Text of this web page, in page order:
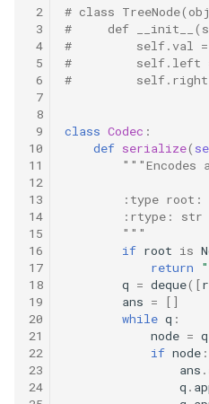
41. 数据流中的中位数
42. 连续子数组的最大和
43. 1 ～ n 整数中 1 出现的次
44. 数字序列中某一位的数字
45. 把数组排成最小的数
46. 把数字翻译成字符串
47. 礼物的最大价值
48. 最长不含重复字符的子字
符串
39. 直方图最大矩形面积
40. 矩阵中最大的矩形
41. 滑动窗口的平均值
42. 最近请求次数
43. 往完全二叉树添加节点
44. 二叉树每层的最大值
45. 二叉树最底层最左边的值
46. 二叉树的右侧视图
47. 二叉树剪枝
8.3. 魔术索引
8.4. 幂集
8.5. 递归乘法
8.6. 汉诺塔问题
8.7. 无重复字符串的排列组合
8.8. 有重复字符串的排列组合
8.9. 括号
8.10. 颜色填充
8.11. 硬币
2
3
4
5
6
7
8
9
10
11
12
13
14
15
16
17
18
19
20
21
22
23
24
# class
#     def
#         self.val
#         self.left =
#         self.right
class Codec :
def serialize(
:type root:
        :rtype: str
        """
if root is
return
q = deque([
ans =
[]
while q :
node = q
if node :
ans .
q .